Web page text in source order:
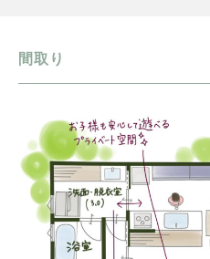
間取り